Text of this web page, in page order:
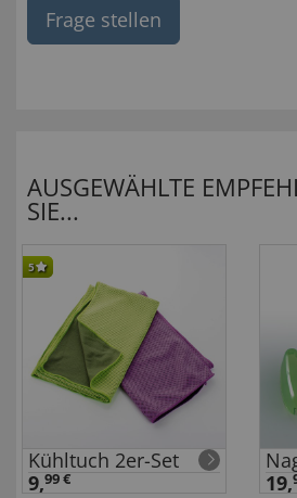
Frage stellen
AUSGEWÄHLTE
SIE...
5
Kühltuch 2er-Set
9,99 €
19,